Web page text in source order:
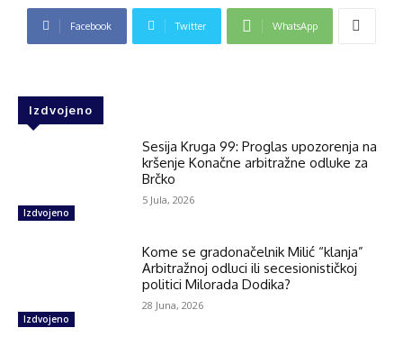
Facebook Twitter WhatsApp
Izdvojeno
Izdvojeno
Sesija Kruga 99: Proglas upozorenja na
kršenje Konačne arbitražne odluke za
Brčko
5 Jula, 2026
Izdvojeno
Kome se gradonačelnik Milić “klanja”
Arbitražnoj odluci ili secesionističkoj
politici Milorada Dodika?
28 Juna, 2026